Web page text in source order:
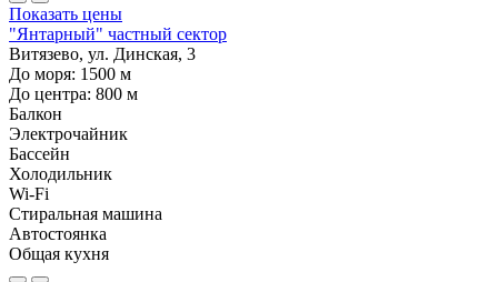
Показать цены
"Янтарный" частный сектор
Витязево, ул. Динская, 3
До моря: 1500 м
До центра: 800 м
Балкон
Электрочайник
Бассейн
Холодильник
Wi-Fi
Стиральная машина
Автостоянка
Общая кухня